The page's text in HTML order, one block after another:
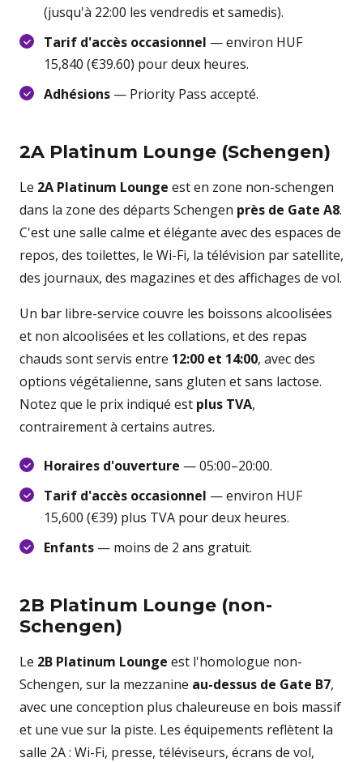
(jusqu'à 22:00 les vendredis et samedis).
Tarif d'accès occasionnel — environ HUF
15,840 (€39.60) pour deux heures.
Adhésions — Priority Pass accepté.
2A Platinum Lounge (Schengen)
Le 2A Platinum Lounge est en zone non-schengen
dans la zone des départs Schengen près de Gate A8.
C'est une salle calme et élégante avec des espaces de
repos, des toilettes, le Wi-Fi, la télévision par satellite,
des journaux, des magazines et des affichages de vol.
Un bar libre-service couvre les boissons alcoolisées
et non alcoolisées et les collations, et des repas
chauds sont servis entre 12:00 et 14:00, avec des
options végétalienne, sans gluten et sans lactose.
Notez que le prix indiqué est plus TVA,
contrairement à certains autres.
Horaires d'ouverture — 05:00–20:00.
Tarif d'accès occasionnel — environ HUF
15,600 (€39) plus TVA pour deux heures.
Enfants — moins de 2 ans gratuit.
2B Platinum Lounge (non-
Schengen)
Le 2B Platinum Lounge est l'homologue non-
Schengen, sur la mezzanine au-dessus de Gate B7,
avec une conception plus chaleureuse en bois massif
et une vue sur la piste. Les équipements reflètent la
salle 2A : Wi-Fi, presse, téléviseurs, écrans de vol,